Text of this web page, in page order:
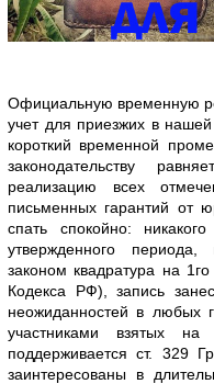
Официальную временную
учет для приезжих в
короткий временной
законодательству
реализацию всех
письменных гарантий от
спать спокойно:
утвержденного
законом квадратура на
Кодекса РФ), запись
неожиданностей в любых
участниками взятых
поддерживается ст. 329
заинтересованы в